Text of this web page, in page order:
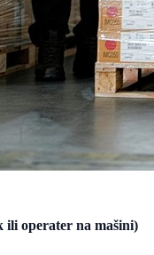
operater na mašini)